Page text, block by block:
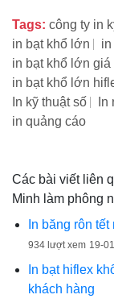
Tags: công ty in
in bạt khổ lớn
in bạt khổ lớn giá
in bạt khổ lớn
In kỹ thuật số
in quảng cáo
Các bài viết liên
Minh làm phông
In băng rôn
934 lượt xem 19-
In bạt hiflex
khách hàng